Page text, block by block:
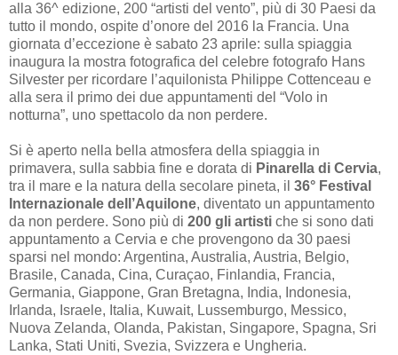
alla 36^ edizione, 200 “artisti del vento”, più di 30 Paesi da
tutto il mondo, ospite d’onore del 2016 la Francia. Una
giornata d’eccezione è sabato 23 aprile: sulla spiaggia
inaugura la mostra fotografica del celebre fotografo Hans
Silvester per ricordare l’aquilonista Philippe Cottenceau e
alla sera il primo dei due appuntamenti del “Volo in
notturna”, uno spettacolo da non perdere.
Si è aperto nella bella atmosfera della spiaggia in
primavera, sulla sabbia fine e dorata di Pinarella di Cervia,
tra il mare e la natura della secolare pineta, il 36° Festival
Internazionale dell’Aquilone, diventato un appuntamento
da non perdere. Sono più di 200 gli artisti che si sono dati
appuntamento a Cervia e che provengono da 30 paesi
sparsi nel mondo: Argentina, Australia, Austria, Belgio,
Brasile, Canada, Cina, Curaçao, Finlandia, Francia,
Germania, Giappone, Gran Bretagna, India, Indonesia,
Irlanda, Israele, Italia, Kuwait, Lussemburgo, Messico,
Nuova Zelanda, Olanda, Pakistan, Singapore, Spagna, Sri
Lanka, Stati Uniti, Svezia, Svizzera e Ungheria.